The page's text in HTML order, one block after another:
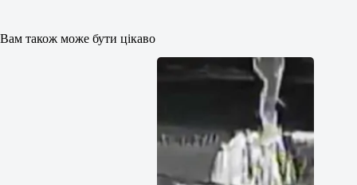
Вам також може бути цікаво